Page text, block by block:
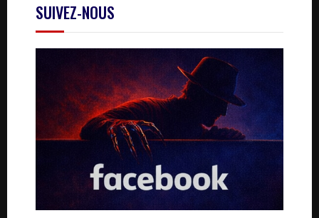
SUIVEZ-NOUS